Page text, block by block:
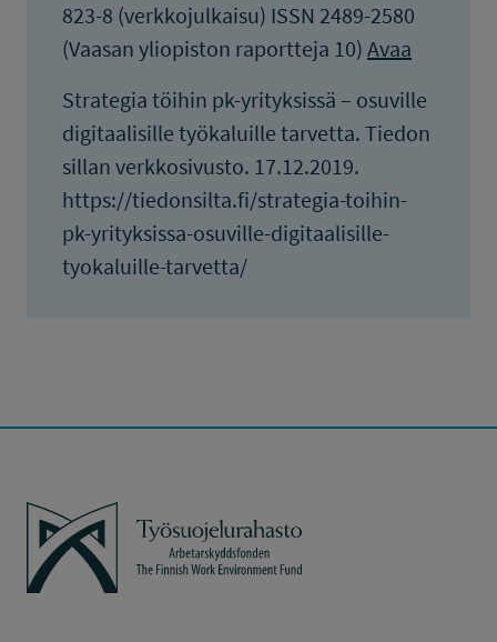
823-8 (verkkojulkaisu) ISSN 2489-2580
(Vaasan yliopiston raportteja 10) Avaa
Strategia töihin pk-yrityksissä – osuville
digitaalisille työkaluille tarvetta. Tiedon
sillan verkkosivusto. 17.12.2019.
https://tiedonsilta.fi/strategia-toihin-
pk-yrityksissa-osuville-digitaalisille-
tyokaluille-tarvetta/
Työsuojelurahasto